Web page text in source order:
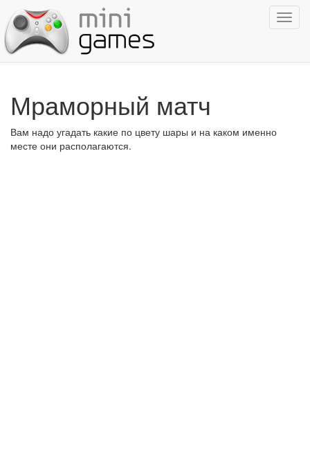
Мраморный матч
Вам надо угадать какие по цвету шары и на каком именно
месте они располагаются.